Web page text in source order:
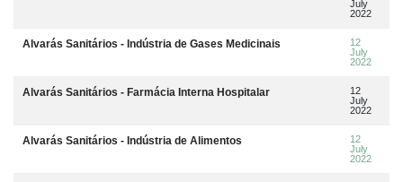
July
2022
Alvarás Sanitários - Indústria de Gases Medicinais
12
July
2022
Alvarás Sanitários - Farmácia Interna Hospitalar
12
July
2022
Alvarás Sanitários - Indústria de Alimentos
12
July
2022